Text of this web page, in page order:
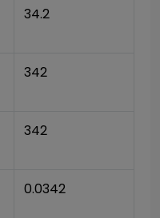
34.2
342
342
0.0342